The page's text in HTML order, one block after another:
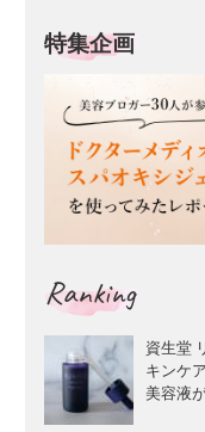
特集企画
Ranking
資生堂
キンケ
美容液